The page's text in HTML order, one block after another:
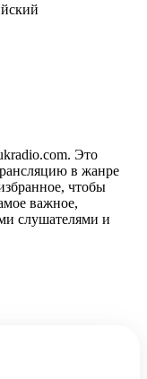
Это
в жанре
чтобы
важное,
слушателями и